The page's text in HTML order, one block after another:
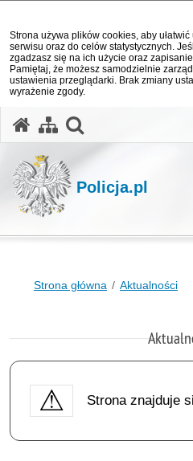
Strona używa plików cookies, aby
serwisu oraz do celów statystycznych.
zgadzasz się na ich użycie oraz
Pamiętaj, że możesz samodzielnie
ustawienia przeglądarki. Brak zmiany
wyrażenie zgody.
Policja.pl
Strona główna Aktualności
Strona znajduje